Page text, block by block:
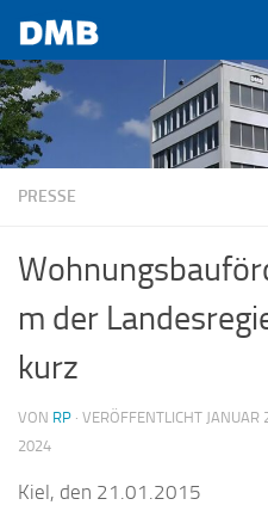
Zum Inhalt springen
PRESSE
m der
kurz
VON RP · VERÖFFENTLICHT JANUAR
2024
Kiel, den 21.01.2015